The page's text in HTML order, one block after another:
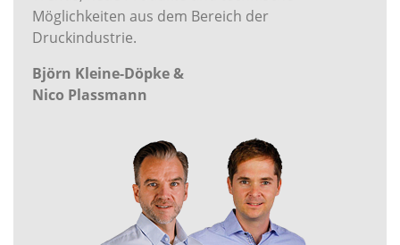
Möglichkeiten aus dem Bereich der
Druckindustrie.
Björn Kleine-Döpke &
Nico Plassmann